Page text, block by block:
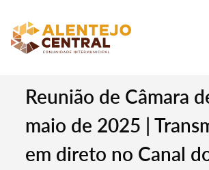
Reunião de Câmara
maio de 2025 |
em direto no Canal